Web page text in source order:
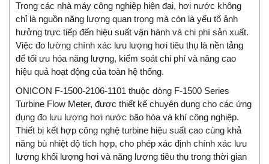
Trong các nhà máy công nghiệp hiện đại, hơi nước không
chỉ là nguồn năng lượng quan trọng mà còn là yếu tố ảnh
hưởng trực tiếp đến hiệu suất vận hành và chi phí sản xuất.
Việc đo lường chính xác lưu lượng hơi tiêu thụ là nền tảng
để tối ưu hóa năng lượng, kiểm soát chi phí và nâng cao
hiệu quả hoạt động của toàn hệ thống.
ONICON F-1500-2106-1101 thuộc dòng F-1500 Series
Turbine Flow Meter, được thiết kế chuyên dụng cho các ứng
dụng đo lưu lượng hơi nước bão hòa và khí công nghiệp.
Thiết bị kết hợp công nghệ turbine hiệu suất cao cùng khả
năng bù nhiệt độ tích hợp, cho phép xác định chính xác lưu
lượng khối lượng hơi và năng lượng tiêu thụ trong thời gian